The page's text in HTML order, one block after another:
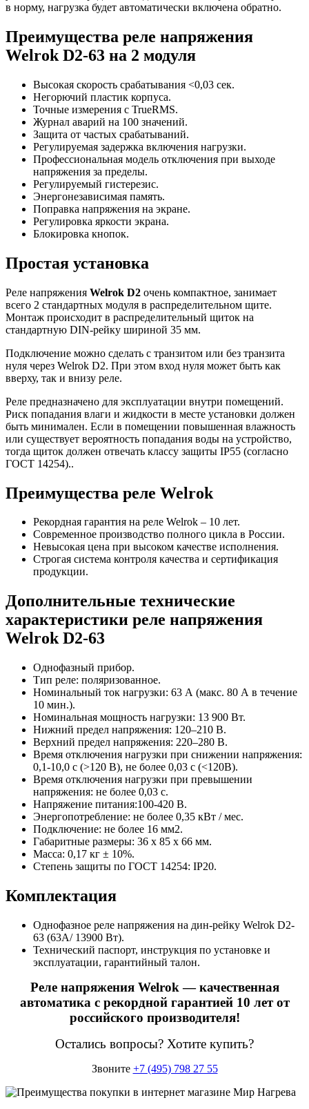
в норму, нагрузка будет автоматически включена обратно.
Преимущества реле напряжения
Welrok D2-63 на 2 модуля
Высокая скорость срабатывания <0,03 сек.
Негорючий пластик корпуса.
Точные измерения с TrueRMS.
Журнал аварий на 100 значений.
Защита от частых срабатываний.
Регулируемая задержка включения нагрузки.
Профессиональная модель отключения при выходе
напряжения за пределы.
Регулируемый гистерезис.
Энергонезависимая память.
Поправка напряжения на экране.
Регулировка яркости экрана.
Блокировка кнопок.
Простая установка
Реле напряжения Welrok D2 очень компактное, занимает
всего 2 стандартных модуля в распределительном щите.
Монтаж происходит в распределительный щиток на
стандартную DIN-рейку шириной 35 мм.
Подключение можно сделать с транзитом или без транзита
нуля через Welrok D2. При этом вход нуля может быть как
вверху, так и внизу реле.
Реле предназначено для эксплуатации внутри помещений.
Риск попадания влаги и жидкости в месте установки должен
быть минимален. Если в помещении повышенная влажность
или существует вероятность попадания воды на устройство,
тогда щиток должен отвечать классу защиты IP55 (согласно
ГОСТ 14254)..
Преимущества реле Welrok
Рекордная гарантия на реле Welrok – 10 лет.
Современное производство полного цикла в России.
Невысокая цена при высоком качестве исполнения.
Строгая система контроля качества и сертификация
продукции.
Дополнительные технические
характеристики реле напряжения
Welrok D2-63
Однофазный прибор.
Тип реле: поляризованное.
Номинальный ток нагрузки: 63 А (макс. 80 А в течение
10 мин.).
Номинальная мощность нагрузки: 13 900 Вт.
Нижний предел напряжения: 120–210 В.
Верхний предел напряжения: 220–280 В.
Время отключения нагрузки при снижении напряжения:
0,1-10,0 с (>120 В), не более 0,03 с (<120В).
Время отключения нагрузки при превышении
напряжения: не более 0,03 с.
Напряжение питания:100-420 В.
Энергопотребление: не более 0,35 кВт / мес.
Подключение: не более 16 мм2.
Габаритные размеры: 36 х 85 х 66 мм.
Масса: 0,17 кг ± 10%.
Степень защиты по ГОСТ 14254: IP20.
Комплектация
Однофазное реле напряжения на дин-рейку Welrok D2-
63 (63А/ 13900 Вт).
Технический паспорт, инструкция по установке и
эксплуатации, гарантийный талон.
Реле напряжения Welrok — качественная
автоматика с рекордной гарантией 10 лет от
российского производителя!
Остались вопросы? Хотите купить?
Звоните +7 (495) 798 27 55